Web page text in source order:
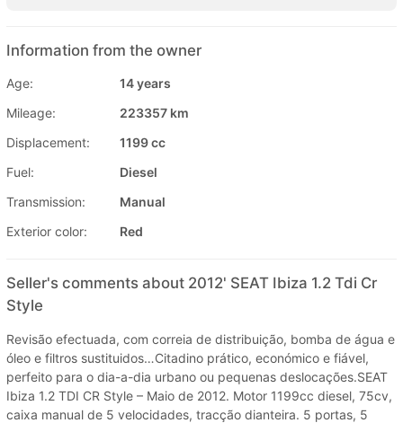
Information from the owner
Age:
14 years
Mileage:
223357 km
Displacement:
1199 cc
Fuel:
Diesel
Transmission:
Manual
Exterior color:
Red
Seller's comments about 2012' SEAT Ibiza 1.2 Tdi Cr
Style
Revisão efectuada, com correia de distribuição, bomba de água e
óleo e filtros sustituidos…Citadino prático, económico e fiável,
perfeito para o dia-a-dia urbano ou pequenas deslocações.SEAT
Ibiza 1.2 TDI CR Style – Maio de 2012. Motor 1199cc diesel, 75cv,
caixa manual de 5 velocidades, tracção dianteira. 5 portas, 5